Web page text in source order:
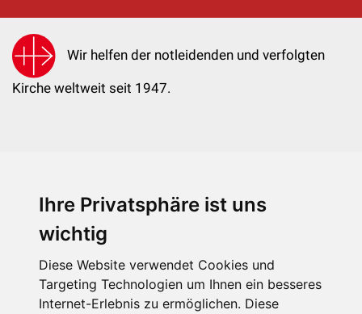
Ihre Privatsphäre ist uns
wichtig
Diese Website verwendet Cookies und
Targeting Technologien um Ihnen ein besseres
Internet-Erlebnis zu ermöglichen. Diese
Wir helfen der notleidenden und verfolgten
Kirche weltweit seit 1947.
KIRCHE IN NOT - Österreich
kin@kircheinnot.at